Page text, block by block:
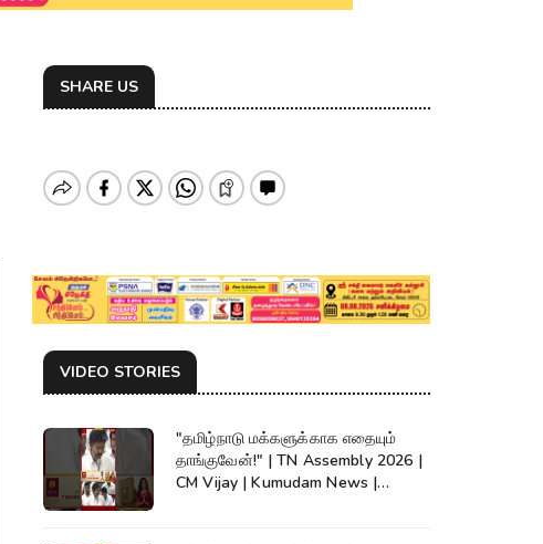
SHARE US
VIDEO STORIES
"தமிழ்நாடு மக்களுக்காக எதையும்
தாங்குவேன்!" | TN Assembly 2026 |
CM Vijay | Kumudam News |